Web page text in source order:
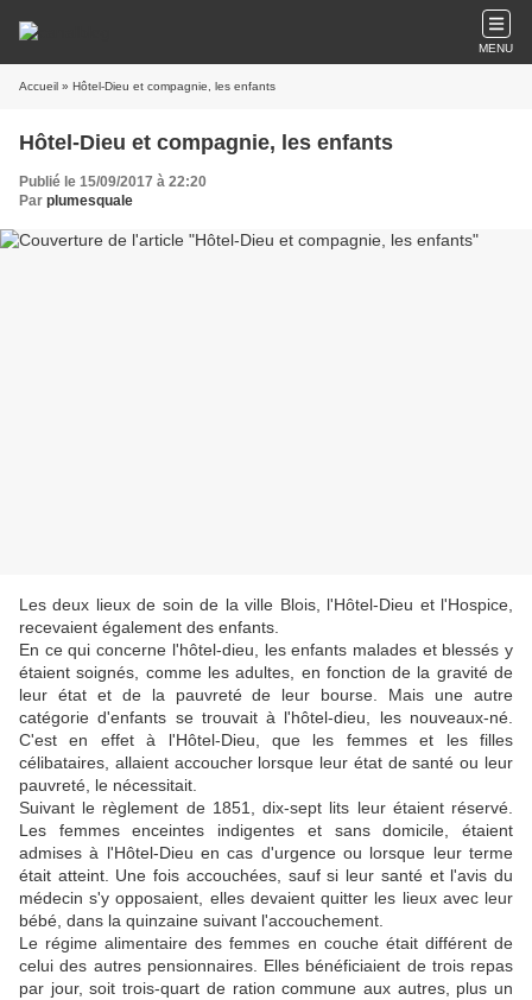
MENU
Accueil » Hôtel-Dieu et compagnie, les enfants
Hôtel-Dieu et compagnie, les enfants
Publié le 15/09/2017 à 22:20
Par plumesquale
Les deux lieux de soin de la ville Blois, l'Hôtel-Dieu et l'Hospice,
recevaient également des enfants.
En ce qui concerne l'hôtel-dieu, les enfants malades et blessés y
étaient soignés, comme les adultes, en fonction de la gravité de
leur état et de la pauvreté de leur bourse. Mais une autre
catégorie d'enfants se trouvait à l'hôtel-dieu, les nouveaux-né.
C'est en effet à l'Hôtel-Dieu, que les femmes et les filles
célibataires, allaient accoucher lorsque leur état de santé ou leur
pauvreté, le nécessitait.
Suivant le règlement de 1851, dix-sept lits leur étaient réservé.
Les femmes enceintes indigentes et sans domicile, étaient
admises à l'Hôtel-Dieu en cas d'urgence ou lorsque leur terme
était atteint. Une fois accouchées, sauf si leur santé et l'avis du
médecin s'y opposaient, elles devaient quitter les lieux avec leur
bébé, dans la quinzaine suivant l'accouchement.
Le régime alimentaire des femmes en couche était différent de
celui des autres pensionnaires. Elles bénéficiaient de trois repas
par jour, soit trois-quart de ration commune aux autres, plus un